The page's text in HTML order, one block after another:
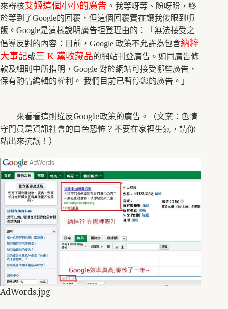
來審核艾姬這個小小的廣告 。我等呀等、盼呀盼，終
於等到了Google的回覆，但這個回覆實在讓我傻眼到噴
飯。 Google是這樣說明廣告拒登理由的：「無法接受之
倡導反對的內容：目前， Google 政策不允許為包含納粹
大事記或三 K 黨收藏品的網站刊登廣告。如同廣告條
款及細則中所指明， Google 對於網站可接受哪些廣告，
保有酌情編輯的權利。 我們目前已暫停您的廣告。」
來看看這則違反Google政策的廣告。（文案：色情
守門員是資訊社會的白色恐怖？不要在家裡生氣，請你
站出來抗議！）
AdWords.jpg